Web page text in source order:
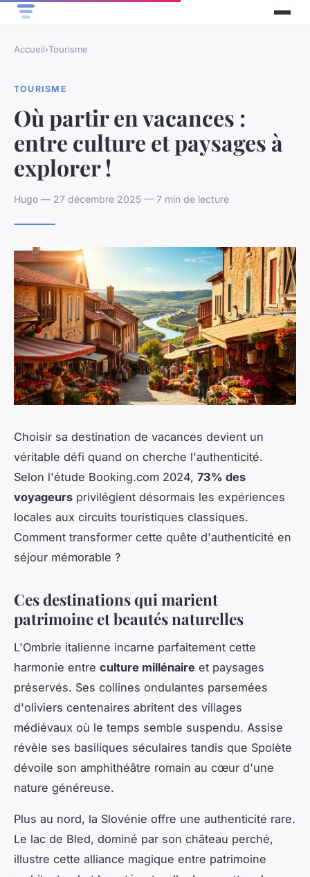
Accueil›Tourisme
TOURISME
Où partir en vacances :
entre culture et paysages à
explorer !
Hugo — 27 décembre 2025 — 7 min de lecture
Choisir sa destination de vacances devient un
véritable défi quand on cherche l'authenticité.
Selon l'étude Booking.com 2024, 73% des
voyageurs privilégient désormais les expériences
locales aux circuits touristiques classiques.
Comment transformer cette quête d'authenticité en
séjour mémorable ?
Ces destinations qui marient
patrimoine et beautés naturelles
L'Ombrie italienne incarne parfaitement cette
harmonie entre culture millénaire et paysages
préservés. Ses collines ondulantes parsemées
d'oliviers centenaires abritent des villages
médiévaux où le temps semble suspendu. Assise
révèle ses basiliques séculaires tandis que Spolète
dévoile son amphithéâtre romain au cœur d'une
nature généreuse.
Plus au nord, la Slovénie offre une authenticité rare.
Le lac de Bled, dominé par son château perché,
illustre cette alliance magique entre patrimoine